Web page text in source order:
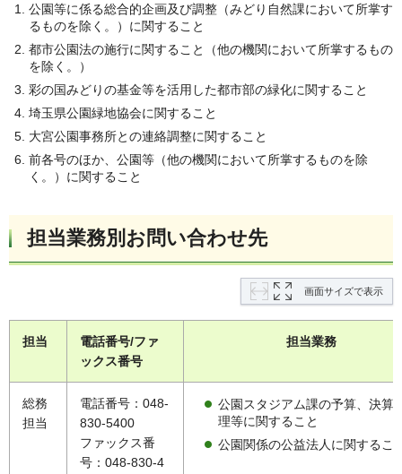
公園等に係る総合的企画及び調整（みどり自然課において所掌す
るものを除く。）に関すること
都市公園法の施行に関すること（他の機関において所掌するもの
を除く。）
彩の国みどりの基金等を活用した都市部の緑化に関すること
埼玉県公園緑地協会に関すること
大宮公園事務所との連絡調整に関すること
前各号のほか、公園等（他の機関において所掌するものを除
く。）に関すること
担当業務別お問い合わせ先
画面サイズで表示
担当
電話番号/ファ
ックス番号
担当業務
総務
担当
電話番号：048-
830-5400
ファックス番
号：048-830-4
公園スタジアム課の予算、決算
理等に関すること
公園関係の公益法人に関するこ